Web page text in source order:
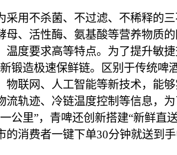
用不杀菌、不过滤、不稀释的三
母、活性酶、氨基酸等营养物质
温度要求高等特点。为了提升敏
锻造极速保鲜链。区别于传统啤
物联网、人工智能等新技术，能
流轨迹、冷链温度控制等信息，
公里”，青啤还创新搭建“新鲜直
的消费者一键下单30分钟就送到